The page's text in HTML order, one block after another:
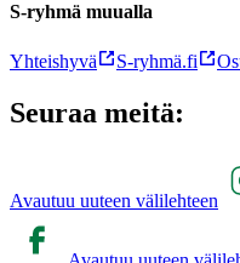
S-ryhmä muualla
Yhteishyvä S-ryhmä.fi
Seuraa meitä:
Avautuu uuteen välilehteen